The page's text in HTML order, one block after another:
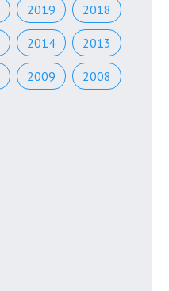
2019 2018
2014 2013
2009 2008